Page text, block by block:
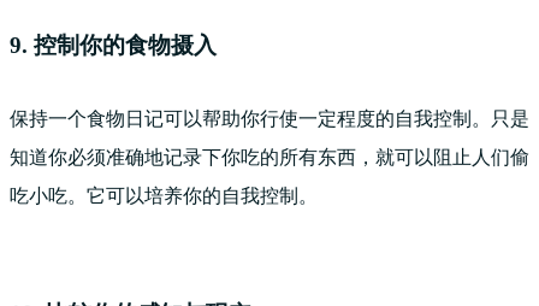
9. 控制你的食物摄入
保持一个食物日记可以帮助你行使一定程度的自我控制。只是
知道你必须准确地记录下你吃的所有东西，就可以阻止人们偷
吃小吃。它可以培养你的自我控制。